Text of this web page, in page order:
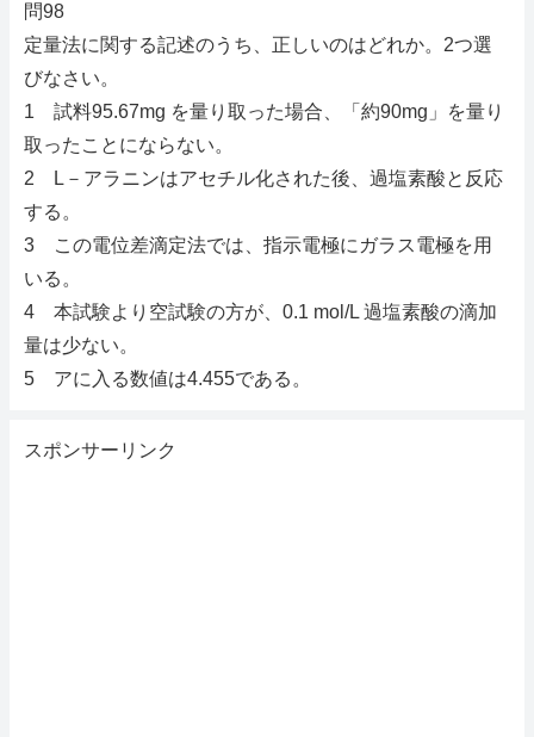
問98
定量法に関する記述のうち、正しいのはどれか。2つ選
びなさい。
1 試料95.67mg を量り取った場合、「約90mg」を量り
取ったことにならない。
2 L－アラニンはアセチル化された後、過塩素酸と反応
する。
3 この電位差滴定法では、指示電極にガラス電極を用
いる。
4 本試験より空試験の方が、0.1 mol/L 過塩素酸の滴加
量は少ない。
5 アに入る数値は4.455である。
スポンサーリンク